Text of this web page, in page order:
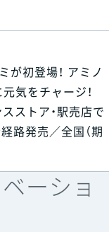
が初登場！ アミノ
気をチャージ！
ストア・駅売店で
路発売／全国（期
ーショ